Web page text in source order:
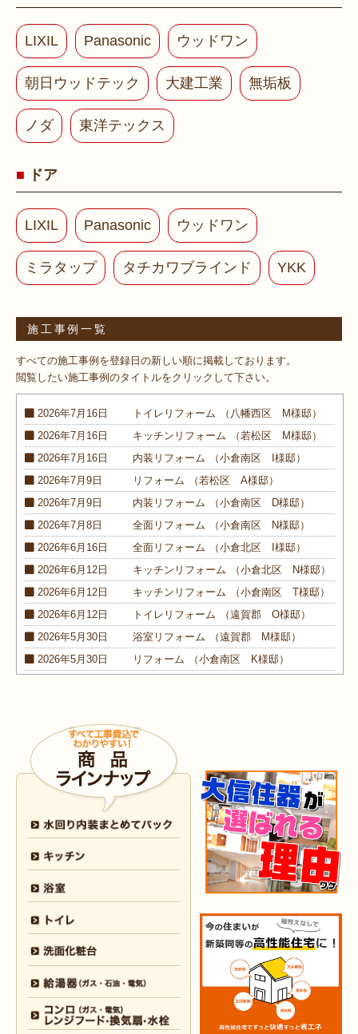
LIXIL Panasonic ウッドワン
朝日ウッドテック 大建工業 無垢板
ノダ 東洋テックス
ドア
LIXIL Panasonic ウッドワン
ミラタップ タチカワブラインド YKK
施工事例一覧
すべての施工事例を登録日の新しい順に掲載しております。
閲覧したい施工事例のタイトルをクリックして下さい。
2026年7月16日 トイレ リフォーム
（八幡西区 M様邸）
2026年7月16日
キッチン リフォーム
（若松区 M様邸）
2026年7月16日
内装 リフォーム
（小倉南区 I様邸）
2026年7月9日
リフォーム
（若松区 A様邸）
2026年7月9日
内装 リフォーム
（小倉南区 D様邸）
2026年7月8日
全面 リフォーム
（小倉南区 N様邸）
2026年6月16日
全面 リフォーム
（小倉北区 I様邸）
2026年6月12日
キッチン リフォーム
（小倉北区 N様邸）
2026年6月12日
キッチン リフォーム
（小倉南区 T様邸）
2026年6月12日
トイレ リフォーム
（遠賀郡 O様邸）
2026年5月30日
浴室 リフォーム
（遠賀郡 M様邸）
2026年5月30日
リフォーム
（小倉南区 K様邸）
2026年4月6日
浴室 リフォーム
2026年4月6日
リフォーム
2026年3月25日
内装リフォーム （小倉北区 I様邸）
2026年3月12日
リフォーム （小倉北区 S様邸）
2026年3月12日
浴室 リフォーム
（八幡東区 N様邸）
2026年3月5日
（八幡西区 T様邸）
リフォーム （戸畑区 T様邸）
2026年3月2日
浴室リフォーム
2026年2月23日
リフォーム （小倉南区 Y様邸）
2026年2月6日
リフォーム （小倉南区 K様邸）
2026年2月5日
浴室リフォーム
（小倉南区 F様邸）
2026年1月31日
浴室 リフォーム （戸畑区 H様邸）
2026年1月31日
（小倉南区 O様邸）